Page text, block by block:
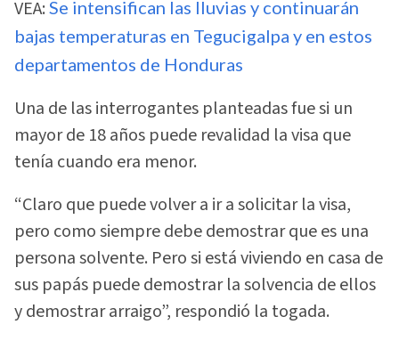
VEA: Se intensifican las lluvias y continuarán
bajas temperaturas en Tegucigalpa y en estos
departamentos de Honduras
Una de las interrogantes planteadas fue si un
mayor de 18 años puede revalidad la visa que
tenía cuando era menor.
“Claro que puede volver a ir a solicitar la visa,
pero como siempre debe demostrar que es una
persona solvente. Pero si está viviendo en casa de
sus papás puede demostrar la solvencia de ellos
y demostrar arraigo”, respondió la togada.